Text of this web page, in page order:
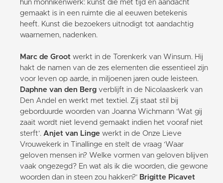
hun monnikenwerk: kunst die met tijd en aandacht
gemaakt is in een ruimte die al eeuwen betekenis
heeft. Kunst die bezoekers uitnodigt tot aandachtig
waarnemen, nadenken.
Marc de Groot werkt in de Torenkerk van Winsum. Hij
hakt de namen van de zes elementen die essentieel zijn
voor leven op aarde, in miljoenen jaren oude leisteen.
Daphne van den Berg verblijft in de Nicolaaskerk van
Den Andel en werkt met textiel. Zij staat stil bij
geborduurde woorden van Joanna Wichmann ‘Wat gij
zaait wordt niet levend gemaakt indien het vooraf niet
sterft’. Anjet van Linge werkt in de Onze Lieve
Vrouwekerk in Tinallinge en stelt de vraag ‘Waar
geloven mensen in? Welke vormen van geloven blijven
vaak ongezegd? En wat als ik die woorden, die gewone
woorden dan in steen zou hakken?’ Brigitte Picavet